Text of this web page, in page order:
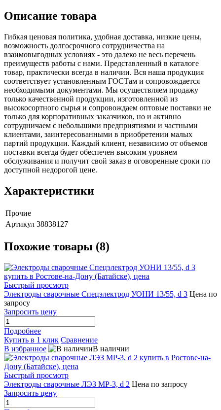
Описание товара
Гибкая ценовая политика, удобная доставка, низкие цены,
возможность долгосрочного сотрудничества на
взаимовыгодных условиях - это далеко не весь перечень
преимуществ работы с нами. Представленный в каталоге
товар, практически всегда в наличии. Вся наша продукция
соответствует установленным ГОСТам и сопровождается
необходимыми документами. Мы осуществляем продажу
только качественной продукции, изготовленной из
высокосортного сырья и сопровождаем оптовые поставки не
только для корпоративных заказчиков, но и активно
сотрудничаем с небольшими предприятиями и частными
клиентами, заинтересованными в приобретении малых
партий продукции. Каждый клиент, независимо от объемов
поставки всегда будет обеспечен высоким уровнем
обслуживания и получит свой заказ в оговоренные сроки по
доступной недорогой цене.
Характеристики
Прочие
Артикул 38838127
Похожие товары (8)
Быстрый просмотр
Электроды сварочные Спецэлектрод УОНИ 13/55, d 3 Цена по
запросу
Запросить цену
Подробнее
Купить в 1 клик Сравнение
В избранное
В наличии
Быстрый просмотр
Электроды сварочные ЛЭЗ МР-3, d 2 Цена по запросу
Запросить цену